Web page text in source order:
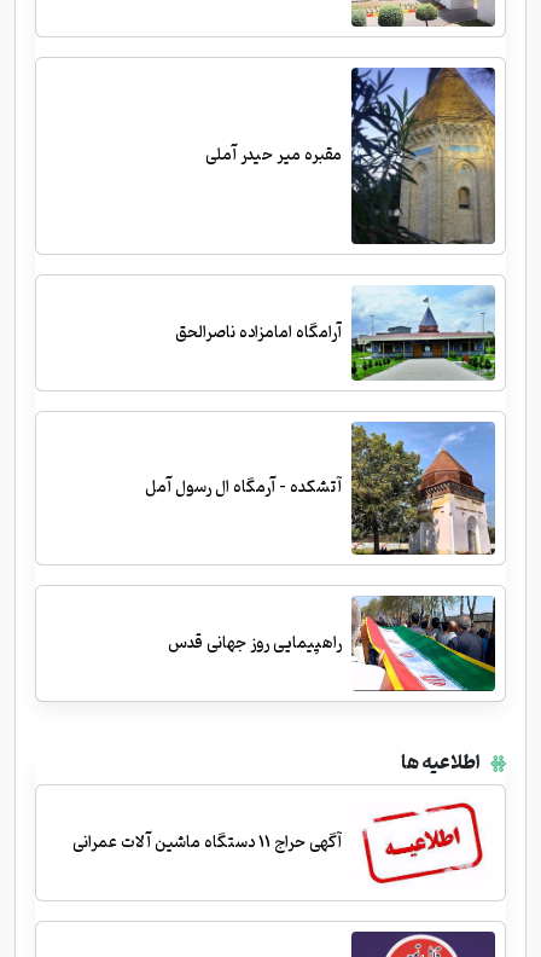
مقبره میر حیدر آملی
آرامگاه امامزاده ناصرالحق
آتشکده - آرمگاه ال رسول آمل
راهپیمایی روز جهانی قدس
اطلاعیه ها
آگهی حراج 11 دستگاه ماشین آلات عمرانی